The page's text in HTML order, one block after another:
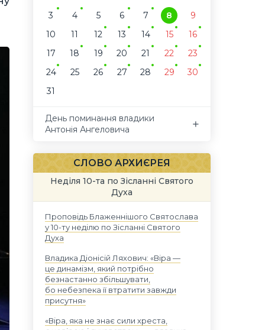
3
4 5 6 7 8
9
10
11 12 13 14 15
16
17
18 19 20 21 22
23
24
25 26 27 28 29
30
31
День поминання владики
Антонія Ангеловича
СЛОВО АРХИЄРЕЯ
Неділя 10-та по Зісланні Святого
Духа
Проповідь Блаженнішого Святослава
у 10-ту неділю по Зісланні Святого
Духа
Владика Діонісій Ляхович: «Віра —
це динамізм, який потрібно
безнастанно збільшувати,
бо небезпека її втратити завжди
присутня»
«Віра, яка не знає сили хреста,